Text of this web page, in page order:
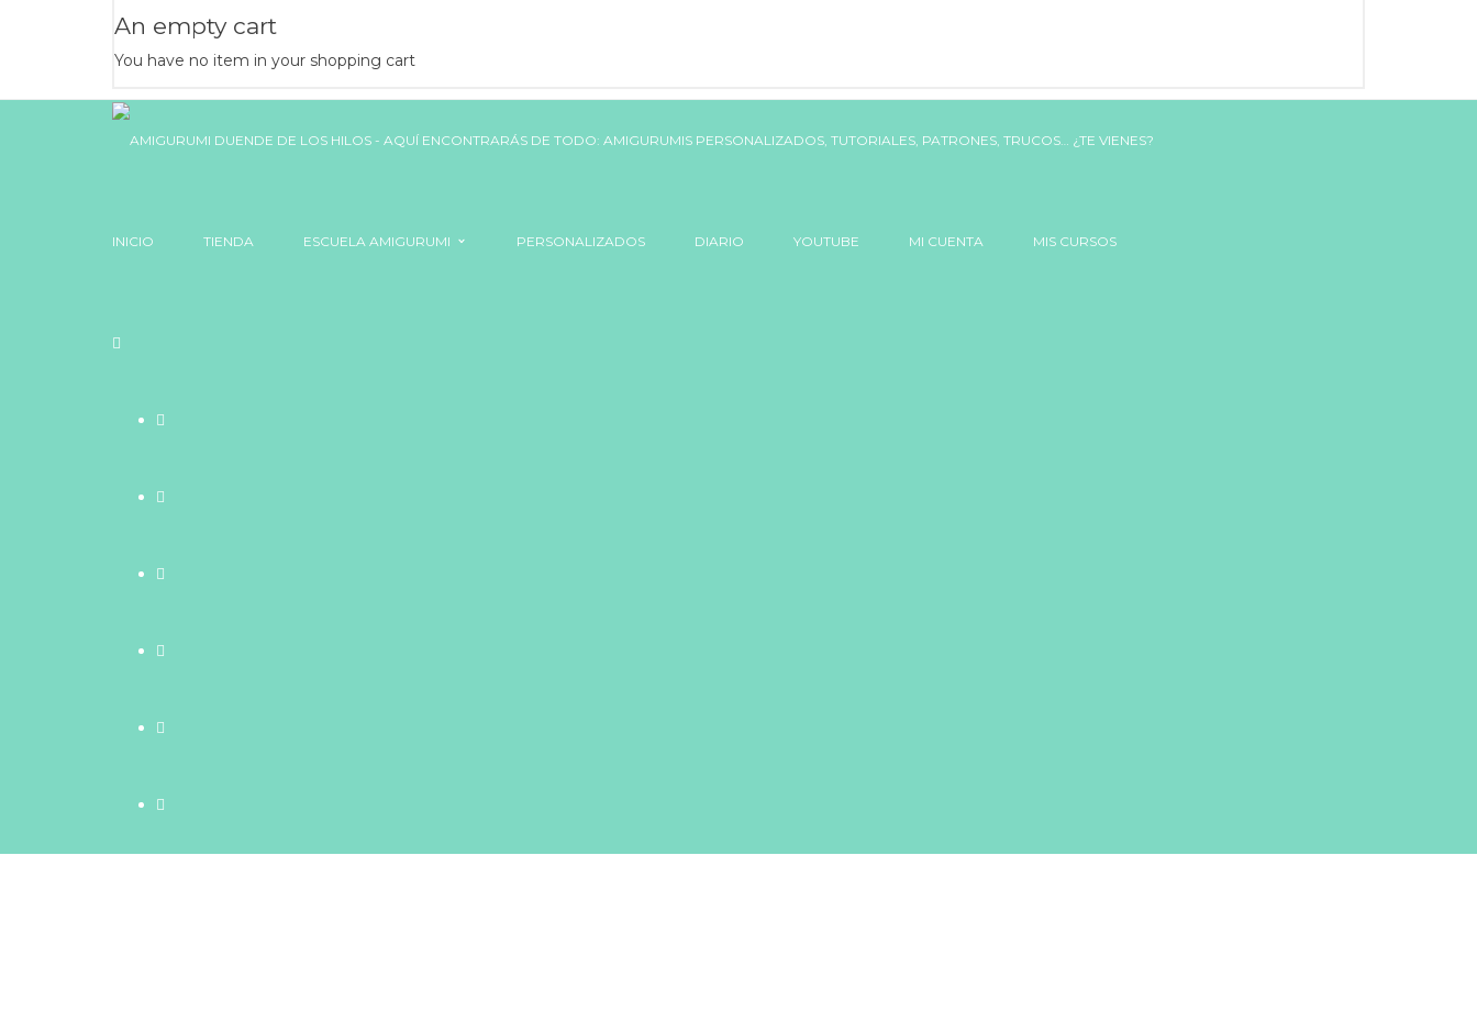
An empty cart
You have no item in your shopping cart
INICIO TIENDA ESCUELA AMIGURUMI PERSONALIZADOS DIARIO YOUTUBE MI CUENTA MIS CURSOS